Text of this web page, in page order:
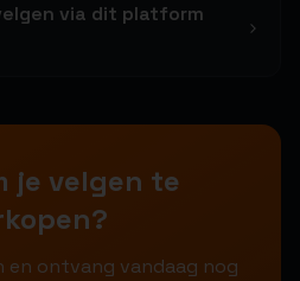
via dit platform
je velgen te
en ontvang vandaag nog